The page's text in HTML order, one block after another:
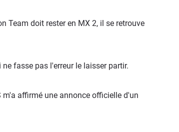
Team doit rester en MX 2, il se retrouve
fasse pas l'erreur le laisser partir.
m'a affirmé une annonce officielle d'un